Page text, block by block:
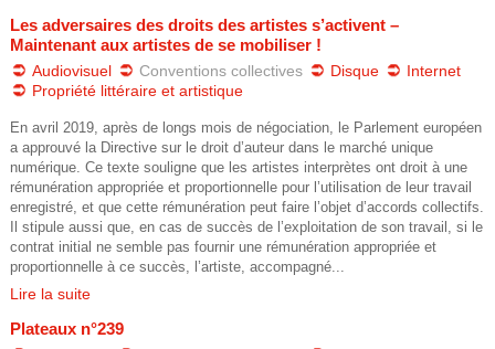
g
t
p
a
n
a
m
Les adversaires des droits des artistes s’activent –
Maintenant aux artistes de se mobiliser !
Audiovisuel Conventions collectives Disque
Internet
Propriété littéraire et artistique
En avril 2019, après de longs mois de négociation, le Parlement européen
a approuvé la Directive sur le droit d’auteur dans le marché unique
numérique. Ce texte souligne que les artistes interprètes ont droit à une
rémunération appropriée et proportionnelle pour l’utilisation de leur travail
enregistré, et que cette rémunération peut faire l’objet d’accords collectifs.
Il stipule aussi que, en cas de succès de l’exploitation de son travail, si le
contrat initial ne semble pas fournir une rémunération appropriée et
proportionnelle à ce succès, l’artiste, accompagné...
Lire la suite
Plateaux n°239